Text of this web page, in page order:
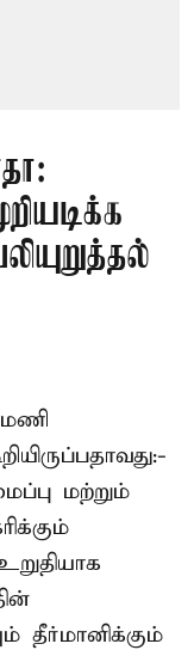
மற்றும்
தீர்மானிக்கும்